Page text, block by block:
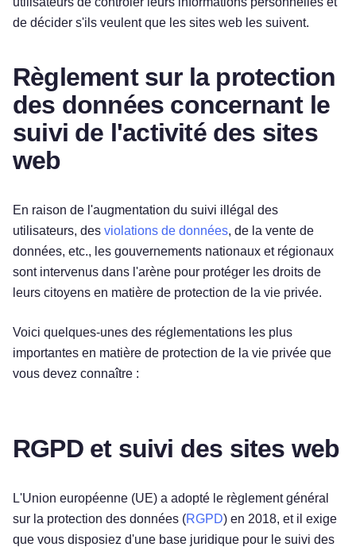
de décider s'ils veulent que les sites web les suivent.
Règlement sur la protection
des données concernant le
suivi de l'activité des sites
web
En raison de l'augmentation du suivi illégal des
utilisateurs, des violations de données, de la vente de
données, etc., les gouvernements nationaux et régionaux
sont intervenus dans l'arène pour protéger les droits de
leurs citoyens en matière de protection de la vie privée.
Voici quelques-unes des réglementations les plus
importantes en matière de protection de la vie privée que
vous devez connaître :
RGPD et suivi des sites web
L'Union européenne (UE) a adopté le règlement général
sur la protection des données (RGPD) en 2018, et il exige
que vous disposiez d'une base juridique pour le suivi des